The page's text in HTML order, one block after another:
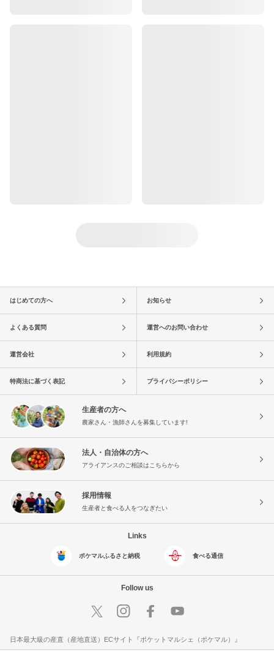
はじめての方へ お知らせ
よくある質問 運営へのお問い合わせ
運営会社 利用規約
特商法に基づく表記 プライバシーポリシー
生産者の方へ
農家さん・漁師さんを募集しています!
法人・自治体の方へ
アライアンスのご相談はこちらから
採用情報
生産者と食べる人をつなぎたい
Links
ポケマルふるさと納税 食べる通信
Follow us
日本最大級の産直（産地直送）ECサイト『ポケットマルシェ（ポケマル）』